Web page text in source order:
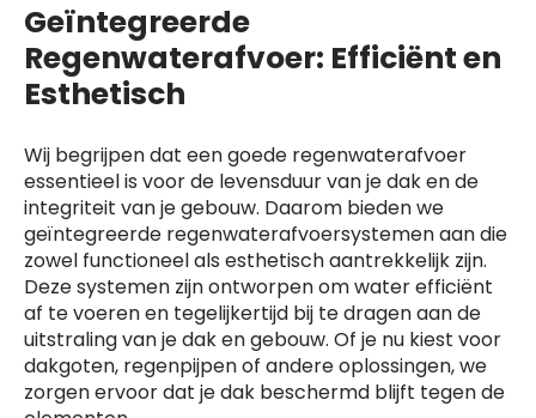
Geïntegreerde
Regenwaterafvoer: Efficiënt en
Esthetisch
Wij begrijpen dat een goede regenwaterafvoer
essentieel is voor de levensduur van je dak en de
integriteit van je gebouw. Daarom bieden we
geïntegreerde regenwaterafvoersystemen aan die
zowel functioneel als esthetisch aantrekkelijk zijn.
Deze systemen zijn ontworpen om water efficiënt
af te voeren en tegelijkertijd bij te dragen aan de
uitstraling van je dak en gebouw. Of je nu kiest voor
dakgoten, regenpijpen of andere oplossingen, we
zorgen ervoor dat je dak beschermd blijft tegen de